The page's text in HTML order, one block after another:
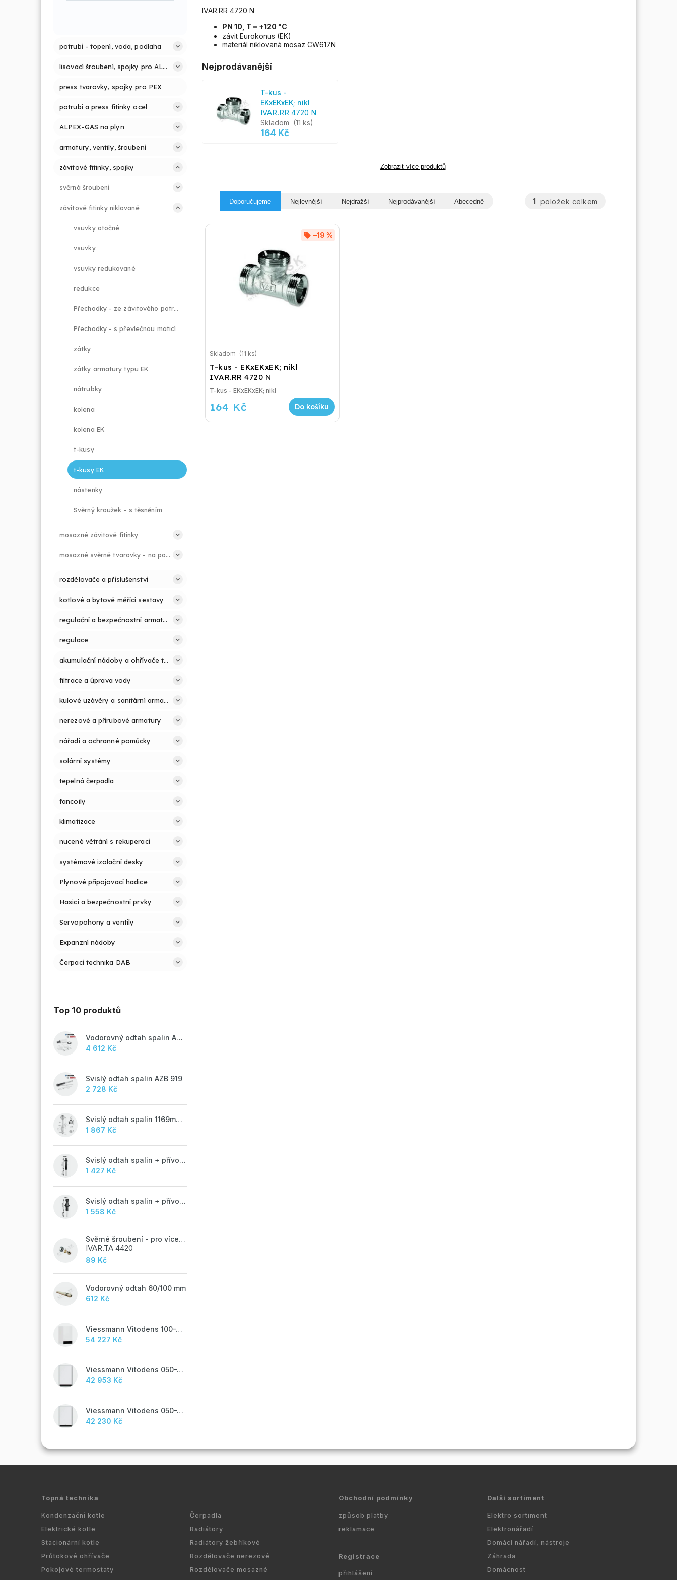
potrubí - topení, voda, podlaha
lisovací šroubení, spojky pro ALPEX PRESS
press tvarovky, spojky pro PEX
potrubí a press fitinky ocel
ALPEX-GAS na plyn
armatury, ventily, šroubení
závitové fitinky, spojky
svěrná šroubení
závitové fitinky niklované
vsuvky otočné
vsuvky
vsuvky redukované
redukce
Přechodky - ze závitového potrubí na svěrné šroubení
Přechodky - s převlečnou maticí
zátky
zátky armatury typu EK
nátrubky
kolena
kolena EK
t-kusy
t-kusy EK
nástenky
Svěrný kroužek - s těsněním
mosazné závitové fitinky
mosazné svěrné tvarovky - na potrubí PE
rozdělovače a příslušenství
kotlové a bytové měřící sestavy
regulační a bezpečnostní armatury
regulace
akumulační nádoby a ohřívače teplé vody
filtrace a úprava vody
kulové uzávěry a sanitární armatury
nerezové a přírubové armatury
nářadí a ochranné pomůcky
solární systémy
tepelná čerpadla
fancoily
klimatizace
nucené větrání s rekuperací
systémové izolační desky
Plynové připojovací hadice
Hasicí a bezpečnostní prvky
Servopohony a ventily
Expanzní nádoby
Čerpací technika DAB
Top 10 produktů
Vodorovný odtah spalin AZB 918
4 612 Kč
Svislý odtah spalin AZB 919
2 728 Kč
Svislý odtah spalin 1169mm, AZB 917
1 867 Kč
Svislý odtah spalin + přívod vzduchu 60/100 mm - M
1 427 Kč
Svislý odtah spalin + přívod vzduchu 60/100 mm - A
1 558 Kč
Svěrné šroubení - pro vícevrstvé potrubí ALPEX - 16x2 ALU-EK
IVAR.TA 4420
89 Kč
Vodorovný odtah 60/100 mm
612 Kč
Viessmann Vitodens 100-W, 19 kW
54 227 Kč
Viessmann Vitodens 050-W, 19 kW, TUV
42 953 Kč
Viessmann Vitodens 050-W, 19 kW
42 230 Kč
IVAR.RR 4720 N
PN 10, T = +120 °C
závit Eurokonus (EK)
materiál niklovaná mosaz CW617N
Nejprodávanější
T-kus -
EKxEKxEK; nikl
IVAR.RR 4720 N
Skladom (11 ks)
164 Kč
Zobrazit více produktů
Doporučujeme Nejlevnější Nejdražší Nejprodávanější Abecedně 1 položek celkem
T-kus - EKxEKxEK; nikl
IVAR.RR 4720 N
–19 %
Skladom (11 ks)
164 Kč Do košíku
T-kus - EKxEKxEK; nikl
Topná technika
Kondenzační kotle
Elektrické kotle
Stacionární kotle
Průtokové ohřívače
Pokojové termostaty
Čerpadla
Radiátory
Radiátory žebříkové
Rozdělovače nerezové
Rozdělovače mosazné
Obchodní podmínky
způsob platby
reklamace
Registrace
přihlášení
Další sortiment
Elektro sortiment
Elektronářadí
Domácí nářadí, nástroje
Záhrada
Domácnost